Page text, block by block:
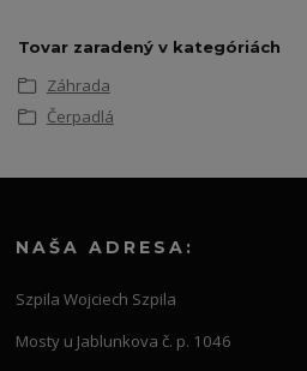
Tovar zaradený v kategóriách
Záhrada
Čerpadlá
NAŠA ADRESA:
Szpila Wojciech Szpila
Mosty u Jablunkova č. p. 1046